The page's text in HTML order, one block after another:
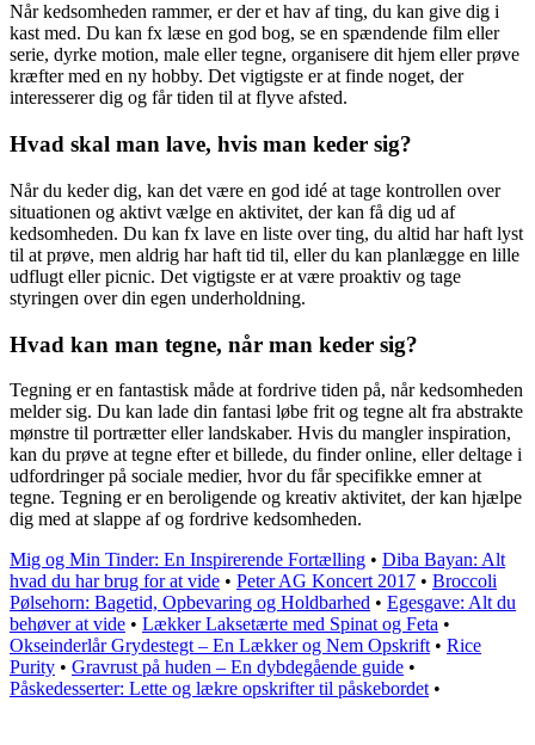
Når kedsomheden rammer, er der et hav af ting, du kan give dig i
kast med. Du kan fx læse en god bog, se en spændende film eller
serie, dyrke motion, male eller tegne, organisere dit hjem eller prøve
kræfter med en ny hobby. Det vigtigste er at finde noget, der
interesserer dig og får tiden til at flyve afsted.
Hvad skal man lave, hvis man keder sig?
Når du keder dig, kan det være en god idé at tage kontrollen over
situationen og aktivt vælge en aktivitet, der kan få dig ud af
kedsomheden. Du kan fx lave en liste over ting, du altid har haft lyst
til at prøve, men aldrig har haft tid til, eller du kan planlægge en lille
udflugt eller picnic. Det vigtigste er at være proaktiv og tage
styringen over din egen underholdning.
Hvad kan man tegne, når man keder sig?
Tegning er en fantastisk måde at fordrive tiden på, når kedsomheden
melder sig. Du kan lade din fantasi løbe frit og tegne alt fra abstrakte
mønstre til portrætter eller landskaber. Hvis du mangler inspiration,
kan du prøve at tegne efter et billede, du finder online, eller deltage i
udfordringer på sociale medier, hvor du får specifikke emner at
tegne. Tegning er en beroligende og kreativ aktivitet, der kan hjælpe
dig med at slappe af og fordrive kedsomheden.
Mig og Min Tinder: En Inspirerende Fortælling • Diba Bayan: Alt
hvad du har brug for at vide • Peter AG Koncert 2017 • Broccoli
Pølsehorn: Bagetid, Opbevaring og Holdbarhed • Egesgave: Alt du
behøver at vide • Lækker Laksetærte med Spinat og Feta •
Okseinderlår Grydestegt – En Lækker og Nem Opskrift • Rice
Purity • Gravrust på huden – En dybdegående guide •
Påskedesserter: Lette og lækre opskrifter til påskebordet •